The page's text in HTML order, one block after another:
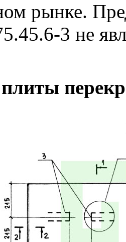
рынке.
3 не